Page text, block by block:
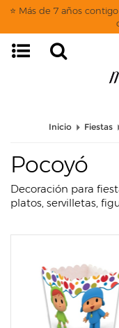
⭐ Más de 7 años contigo
page: listado
Inicio Fiestas
Pocoyó
Decoración para
platos, servilletas,